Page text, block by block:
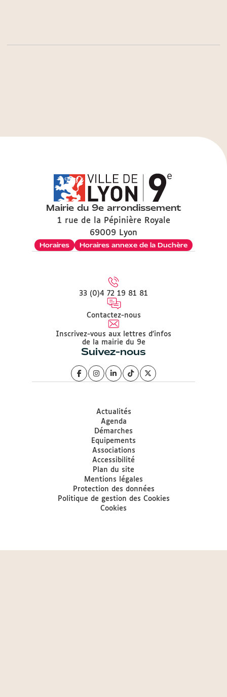
Mairie du 9e arrondissement
1 rue de la Pépinière Royale
69009 Lyon
Horaires
Horaires annexe de la Duchère
33 (0)4 72 19 81 81
Contactez-nous
Inscrivez-vous aux lettres d'infos
de la mairie du 9e
Suivez-nous
Actualités
Agenda
Démarches
Equipements
Associations
Accessibilité
Plan du site
Mentions légales
Protection des données
Politique de gestion des Cookies
Cookies